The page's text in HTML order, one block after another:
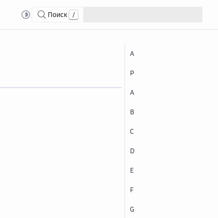
Поиск /
А
Р
A
B
C
D
E
F
G